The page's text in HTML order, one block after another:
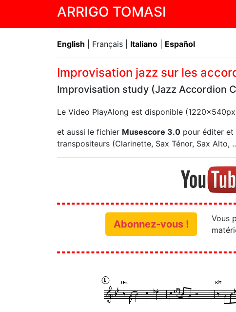
ARRIGO TOMASI
English | Français | Italiano Español
Improvisation jazz sur les
Improvisation study (Jazz Accordion
Le Video PlayAlong est disponible
et aussi le fichier Musescore 3.0 pour éditer et
transpositeurs (Clarinette, Sax Ténor, Sax Alto,
Abonnez-vous !
Vous